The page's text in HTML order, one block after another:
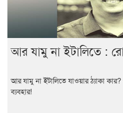
আর যামু না ইটালিতে :
আর যামু না ইটালিতে যাওয়ার ঠ্যাকা
ব্যবহার!